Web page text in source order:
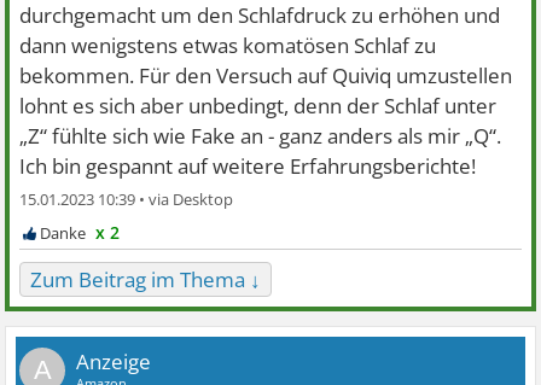
durchgemacht um den Schlafdruck zu erhöhen und
dann wenigstens etwas komatösen Schlaf zu
bekommen. Für den Versuch auf Quiviq umzustellen
lohnt es sich aber unbedingt, denn der Schlaf unter
„Z“ fühlte sich wie Fake an - ganz anders als mir „Q“.
Ich bin gespannt auf weitere Erfahrungsberichte!
15.01.2023 10:39 •
x 2
Zum Beitrag im Thema ↓
A